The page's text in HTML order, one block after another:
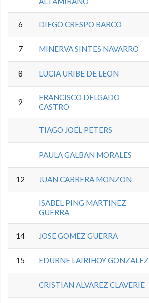
6 DIEGO CRESPO BARCO
7 MINERVA SINTES NAVARRO
8 LUCIA URIBE DE LEON
9
FRANCISCO DELGADO
CASTRO
TIAGO JOEL PETERS
PAULA GALBAN MORALES
12 JUAN CABRERA MONZON
ISABEL PING MARTINEZ
GUERRA
14 JOSE GOMEZ GUERRA
15 EDURNE LAIRIHOY GONZALEZ
CRISTIAN ALVAREZ CLAVERIE